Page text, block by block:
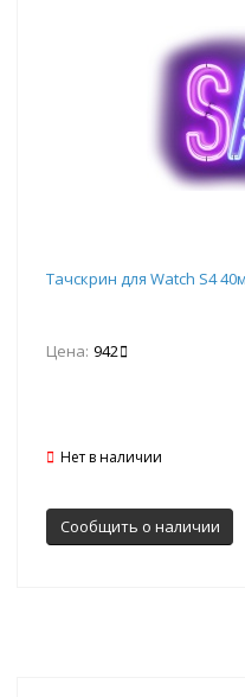
Тачскрин для Watch S4
Цена: 942
Нет в наличии
Сообщить о наличии